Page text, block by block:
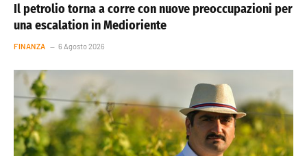
Il petrolio torna a corre con nuove preoccupazioni per
una escalation in Medioriente
FINANZA 6 Agosto 2026